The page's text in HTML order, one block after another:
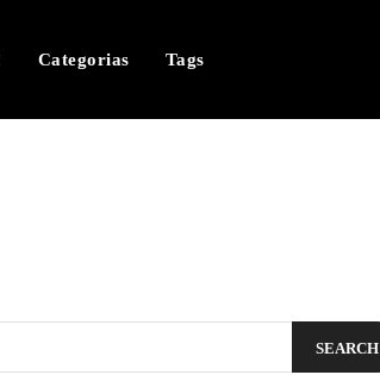
Categorias Tags
SEARCH